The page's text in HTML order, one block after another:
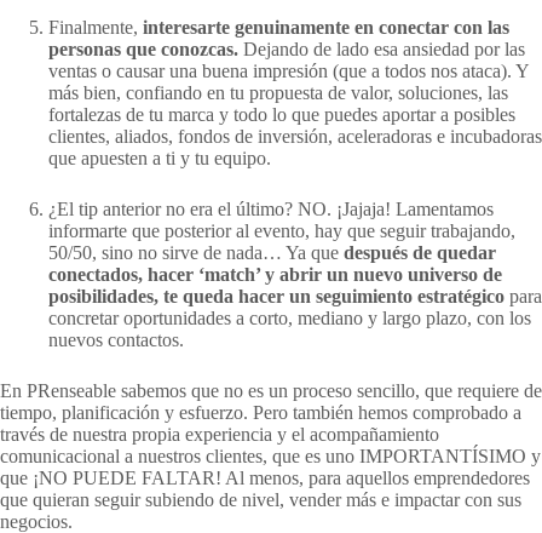
Finalmente, interesarte genuinamente en conectar con las
personas que conozcas. Dejando de lado esa ansiedad por las
ventas o causar una buena impresión (que a todos nos ataca). Y
más bien, confiando en tu propuesta de valor, soluciones, las
fortalezas de tu marca y todo lo que puedes aportar a posibles
clientes, aliados, fondos de inversión, aceleradoras e incubadoras
que apuesten a ti y tu equipo.
¿El tip anterior no era el último? NO. ¡Jajaja! Lamentamos
informarte que posterior al evento, hay que seguir trabajando,
50/50, sino no sirve de nada… Ya que después de quedar
conectados, hacer ‘match’ y abrir un nuevo universo de
posibilidades, te queda hacer un seguimiento estratégico para
concretar oportunidades a corto, mediano y largo plazo, con los
nuevos contactos.
En PRenseable sabemos que no es un proceso sencillo, que requiere de
tiempo, planificación y esfuerzo. Pero también hemos comprobado a
través de nuestra propia experiencia y el acompañamiento
comunicacional a nuestros clientes, que es uno IMPORTANTÍSIMO y
que ¡NO PUEDE FALTAR! Al menos, para aquellos emprendedores
que quieran seguir subiendo de nivel, vender más e impactar con sus
negocios.